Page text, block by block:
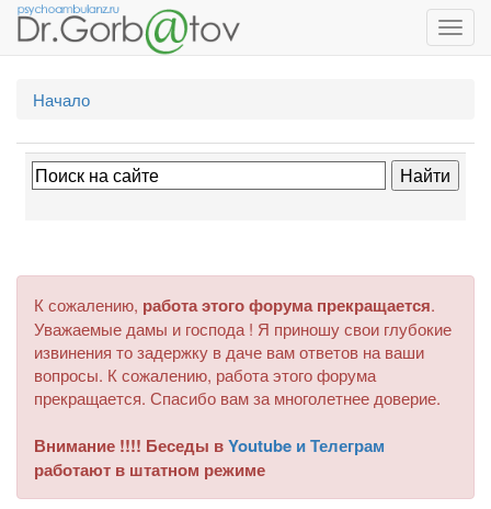
Начало
К сожалению, работа этого форума прекращается.
Уважаемые дамы и господа ! Я приношу свои глубокие
извинения то задержку в даче вам ответов на ваши
вопросы. К сожалению, работа этого форума
прекращается. Спасибо вам за многолетнее доверие.
Внимание !!!! Беседы вYoutube и Телеграм
работают в штатном режиме